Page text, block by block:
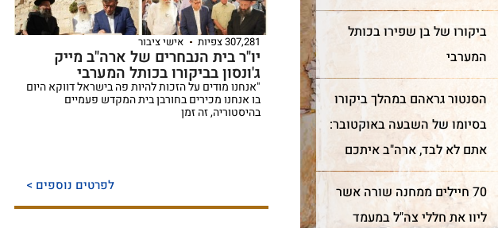
ביקורו של בן שפירו בכותל
המערבי
הסנטור גראהם במהלך ביקורו
בסיומו של השבעה באוקטובר:
אתם לא לבד, ארה"ב איתכם
70 חיילים ממחנה שורה אשר
ליוו את חללי צה"ל במעמד
307,281 צפיות אישי ציבור
יו"ר בית הנבחרים של ארה"ב מייק
ג'ונסון בביקורו בכותל המערבי
"אנחנו מודים על הזכות להיות פה בישראל דווקא היום
בו אנחנו מכירים בחורבן בית המקדש פעמיים
בהיסטוריה, זה זמן
לפרטים נוספים >